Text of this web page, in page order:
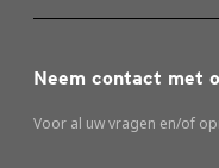
Neem contact met
Voor al uw vragen en/of